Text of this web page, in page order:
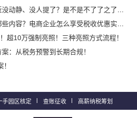
动静、没人提了？是不是不了了之了嘛？
？电商企业怎么享受税收优惠实现税务合规？
超10万强制亮照！三种亮照方式流程！
：从税务预警到长期合规！
手园区核定 查账征收 高薪纳税筹划